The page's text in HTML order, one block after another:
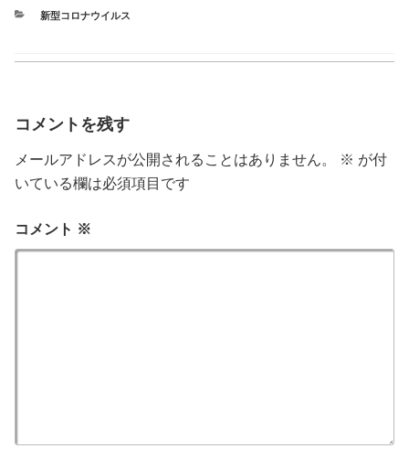
カ
リ
新型コロナウイルス
コメントを残す
メールアドレスが公開されることはありません。 ※ が付
いている欄は必須項目です
コメント ※